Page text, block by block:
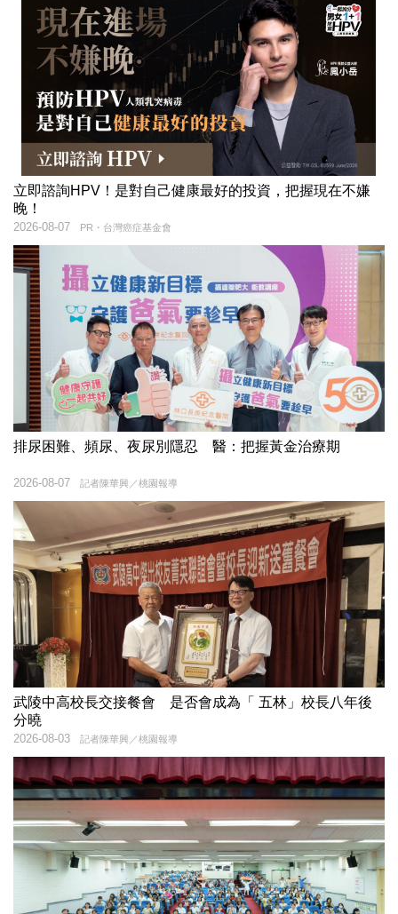
立即諮詢HPV！是對自己健康最好的投資，把握現在不嫌
晚！
PR・台灣癌症基金會
2026-08-07
排尿困難、頻尿、夜尿別隱忍 醫：把握黃金治療期
記者陳華興／桃園報導
2026-08-07
武陵中高校長交接餐會 是否會成為「 五林」校長八年後
分曉
記者陳華興／桃園報導
2026-08-03